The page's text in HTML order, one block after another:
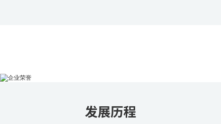
荣誉奖项、资质认证
发展历程